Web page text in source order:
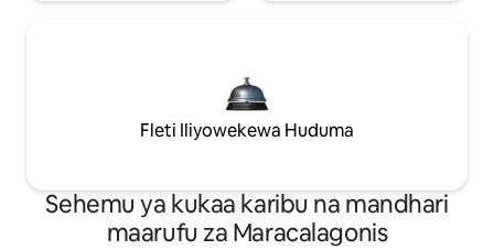
Fleti Iliyowekewa Huduma
Sehemu ya kukaa karibu na mandhari
maarufu za Maracalagonis